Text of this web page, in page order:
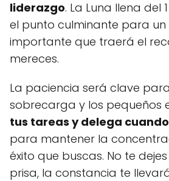
liderazgo. La Luna llena del
el punto culminante para
importante que traerá el
mereces.
La paciencia será clave
sobrecarga y los pequeños
tus tareas y delega
para mantener la
éxito que buscas. No te
prisa, la constancia te